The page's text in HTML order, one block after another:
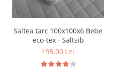
Saltea tarc 100x100x6 Bebe
eco-tex - Saltsib
195,00 Lei